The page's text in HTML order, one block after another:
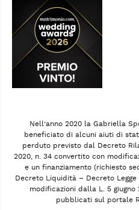
Nell’anno 2020 la Gabriella
beneficiato di alcuni aiuti di
perduto previsto dal Decreto
2020, n. 34 convertito con
e un finanziamento (richiesto
Decreto Liquidità – Decreto
modificazioni dalla L. 5 giugno
pubblicati sul portale